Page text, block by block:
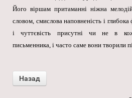
Його віршам притаманні ніжна
словом, смислова наповненість і глибока
і чуттєвість присутні чи не в
письменника, і часто саме вони творили